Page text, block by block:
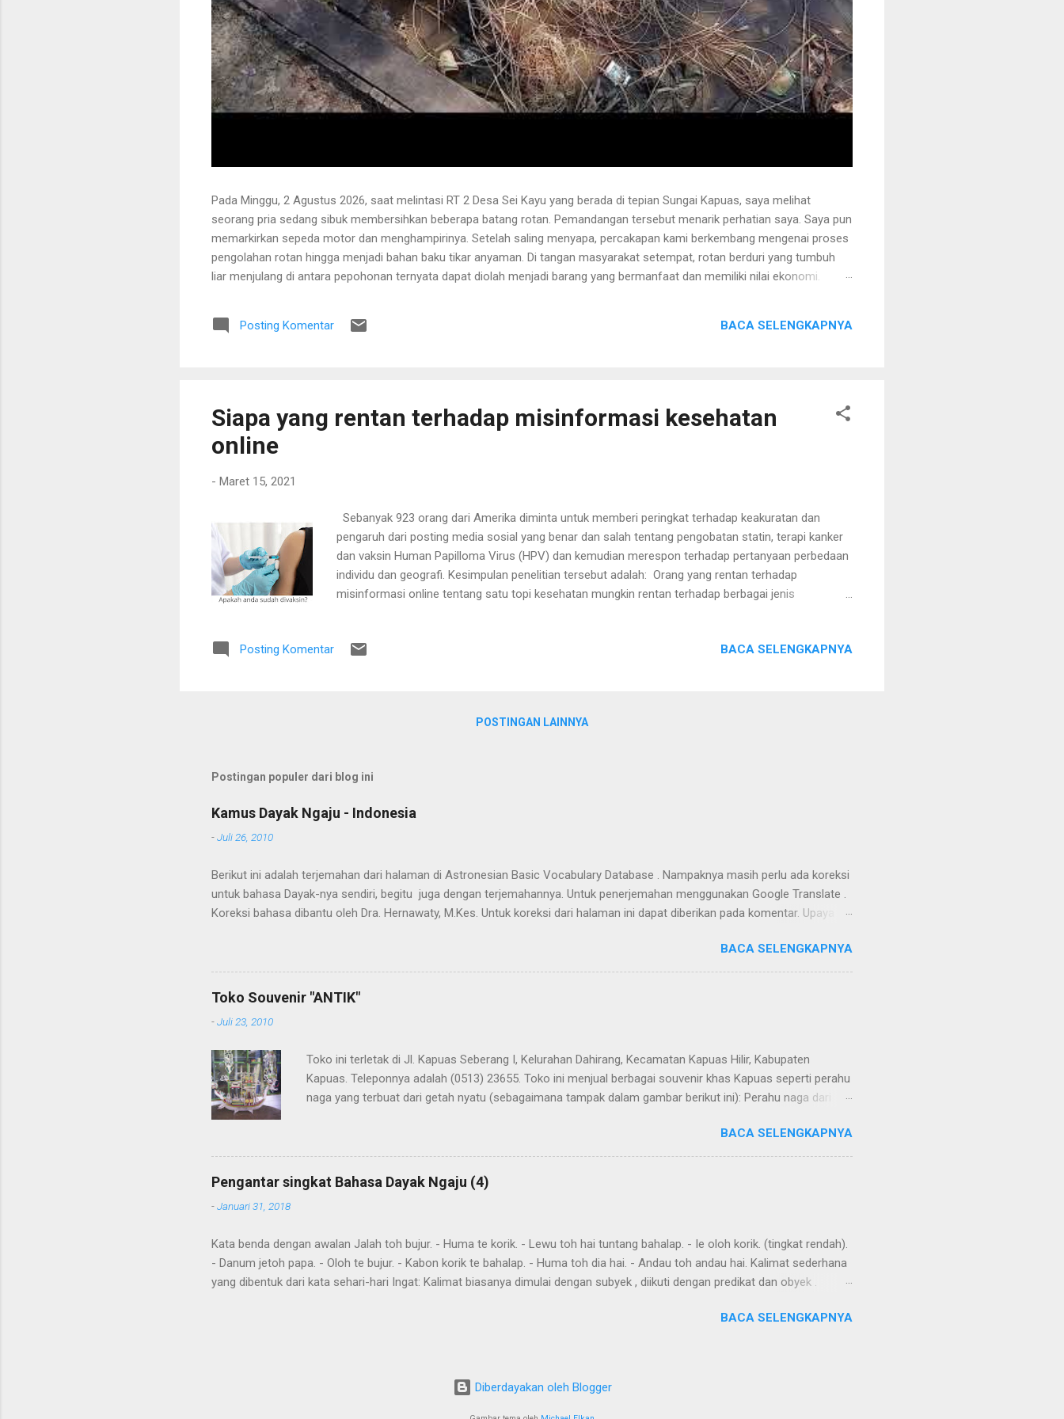
Pada Minggu, 2 Agustus 2026, saat melintasi RT 2 Desa Sei Kayu yang berada di tepian Sungai Kapuas, saya melihat
seorang pria sedang sibuk membersihkan beberapa batang rotan. Pemandangan tersebut menarik perhatian saya. Saya pun
memarkirkan sepeda motor dan menghampirinya. Setelah saling menyapa, percakapan kami berkembang mengenai proses
pengolahan rotan hingga menjadi bahan baku tikar anyaman. Di tangan masyarakat setempat, rotan berduri yang tumbuh
liar menjulang di antara pepohonan ternyata dapat diolah menjadi barang yang bermanfaat dan memiliki nilai ekonomi.
Tanaman itu diperkirakan telah berusia sekitar sepuluh tahun. Rotan dikenal memiliki banyak duri sehingga tidak mudah
untuk ditarik dan dipanen. Menurutnya, sebelum menarik rotan, duri-duri pada bagian batang yang akan dipegang harus
Posting Komentar BACA SELENGKAPNYA
Siapa yang rentan terhadap misinformasi kesehatan
online
- Maret 15, 2021
Sebanyak 923 orang dari Amerika diminta untuk memberi peringkat terhadap keakuratan dan
pengaruh dari posting media sosial yang benar dan salah tentang pengobatan statin, terapi kanker
dan vaksin Human Papilloma Virus (HPV) dan kemudian merespon terhadap pertanyaan perbedaan
individu dan geografi. Kesimpulan penelitian tersebut adalah: Orang yang rentan terhadap
misinformasi online tentang satu topi kesehatan mungkin rentan terhadap berbagai jenis
pelayanan kesehatan memiliki perilaku yang lebih positif terhadap pengobatan alternatif Sumber:
Posting Komentar BACA SELENGKAPNYA
POSTINGAN LAINNYA
Postingan populer dari blog ini
Kamus Dayak Ngaju - Indonesia
-Juli 26, 2010
Berikut ini adalah terjemahan dari halaman di Astronesian Basic Vocabulary Database . Nampaknya masih perlu ada koreksi
untuk bahasa Dayak-nya sendiri, begitu juga dengan terjemahannya. Untuk penerjemahan menggunakan Google Translate .
Koreksi bahasa dibantu oleh Dra. Hernawaty, M.Kes. Untuk koreksi dari halaman ini dapat diberikan pada komentar. Upaya
BACA SELENGKAPNYA
Toko Souvenir "ANTIK"
-Juli 23, 2010
Toko ini terletak di Jl. Kapuas Seberang I, Kelurahan Dahirang, Kecamatan Kapuas Hilir, Kabupaten
Kapuas. Teleponnya adalah (0513) 23655. Toko ini menjual berbagai souvenir khas Kapuas seperti perahu
naga yang terbuat dari getah nyatu (sebagaimana tampak dalam gambar berikut ini): Perahu naga dari
BACA SELENGKAPNYA
Pengantar singkat Bahasa Dayak Ngaju (4)
-Januari 31, 2018
Kata benda dengan awalan Jalah toh bujur. - Huma te korik. - Lewu toh hai tuntang bahalap. - Ie oloh korik. (tingkat rendah).
- Danum jetoh papa. - Oloh te bujur. - Kabon korik te bahalap. - Huma toh dia hai. - Andau toh andau hai. Kalimat sederhana
yang dibentuk dari kata sehari-hari Ingat: Kalimat biasanya dimulai dengan subyek , diikuti dengan predikat dan obyek .
"aton", nya; "jari", sudah; "kareh," masa depan, akan, dan "akan," akan, harus, semuanya mendahului kata kerja. Seringkali
Omba aku , pergi dengan saya Awi te ! Lakukan itu Imbit danum ! Bawa air Bu...
BACA SELENGKAPNYA
Diberdayakan oleh Blogger